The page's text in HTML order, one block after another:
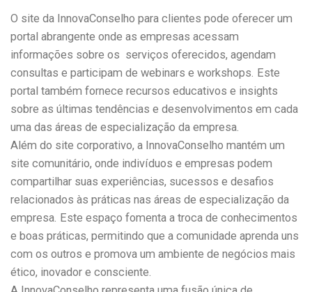
O site da InnovaConselho para clientes pode oferecer um
portal abrangente onde as empresas acessam
informações sobre os serviços oferecidos, agendam
consultas e participam de webinars e workshops. Este
portal também fornece recursos educativos e insights
sobre as últimas tendências e desenvolvimentos em cada
uma das áreas de especialização da empresa.
Além do site corporativo, a InnovaConselho mantém um
site comunitário, onde indivíduos e empresas podem
compartilhar suas experiências, sucessos e desafios
relacionados às práticas nas áreas de especialização da
empresa. Este espaço fomenta a troca de conhecimentos
e boas práticas, permitindo que a comunidade aprenda uns
com os outros e promova um ambiente de negócios mais
ético, inovador e consciente.